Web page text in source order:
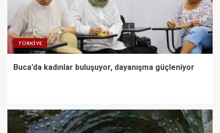
TÜRKIYE
Buca’da kadınlar buluşuyor, dayanışma güçleniyor